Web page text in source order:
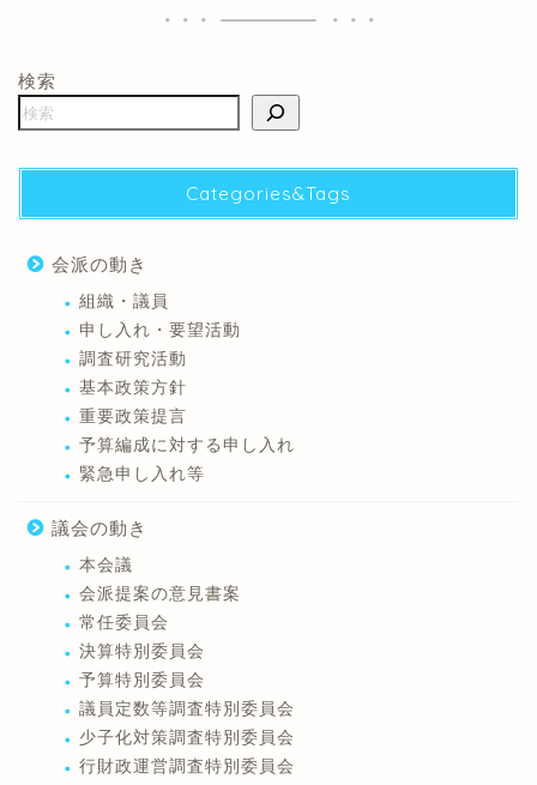
検索
Categories&Tags
会派の動き
組織・議員
申し入れ・要望活動
調査研究活動
基本政策方針
重要政策提言
予算編成に対する申し入れ
緊急申し入れ等
議会の動き
本会議
会派提案の意見書案
常任委員会
決算特別委員会
予算特別委員会
議員定数等調査特別委員会
少子化対策調査特別委員会
行財政運営調査特別委員会